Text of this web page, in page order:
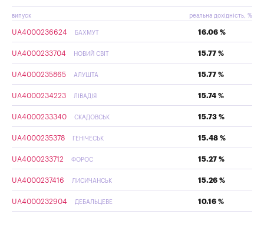
випуск реальна дохідність, %
UA4000236624 БАХМУТ 16.06 %
UA4000233704 НОВИЙ СВІТ 15.77 %
UA4000235865 АЛУШТА 15.77 %
UA4000234223 ЛІВАДІЯ 15.74 %
UA4000233340 СКАДОВСЬК 15.73 %
UA4000235378 ГЕНІЧЕСЬК 15.48 %
UA4000233712 ФОРОС 15.27 %
UA4000237416 ЛИСИЧАНСЬК 15.26 %
UA4000232904 ДЕБАЛЬЦЕВЕ 10.16 %